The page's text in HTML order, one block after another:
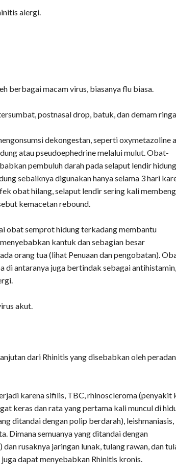
alergi.
berbagai macam virus, biasanya flu biasa.
postnasal drop, batuk, dan demam
dekongestan, seperti oxymetazoline
atau pseudoephedrine melalui mulut. Obat-
pembuluh darah pada selaput lendir
sebaiknya digunakan hanya selama 3 hari
obat hilang, selaput lendir sering kali
kemacetan rebound.
obat semprot hidung terkadang membantu
kantuk dan sebagian besar
orang tua (lihat Penuaan dan pengobatan).
di antaranya juga bertindak sebagai
akut.
dari Rhinitis yang disebabkan oleh
karena sifilis, TBC, rhinoscleroma (penyakit
keras dan rata yang pertama kali muncul di
ditandai dengan polip berdarah), leishmaniasis,
Dimana semuanya yang ditandai dengan
rusaknya jaringan lunak, tulang rawan, dan
dapat menyebabkan Rhinitis kronis.